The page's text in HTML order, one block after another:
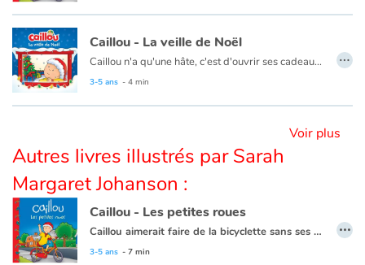
Par thématique
Rencontres et témoignages
Contes d'ici et d'ailleurs
Autour de la lecture
Apprendre à lire
Livre audio
Caillou - La veille de Noël
Caillou n'a qu'une hâte, c'est d'ouvrir ses cadeaux. Il planifie même de rester éveillé toute la nuit pour assister au passage du père Noël. Mais cela s'avère un peu plus difficile que prévu...
Ce livre est aussi disponible en anglais :
3-5 ans - 4 min
…
Voir plus
Autres livres illustrés par Sarah
Margaret Johanson :
Caillou - Les petites roues
Caillou aimerait faire de la bicyclette sans ses petites roues. Mais il réalise que cela n'est pas aussi facile qu'il le croyait !
Ce livre est aussi disponible en anglais :
3-5 ans - 7 min
…